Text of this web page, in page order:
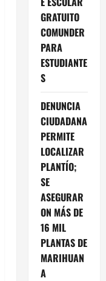
GRATUITO
COMUNDER
PARA
ESTUDIANTE
S
DENUNCIA
CIUDADANA
PERMITE
LOCALIZAR
PLANTÍO;
SE
ASEGURAR
ON MÁS DE
16 MIL
PLANTAS DE
MARIHUAN
A